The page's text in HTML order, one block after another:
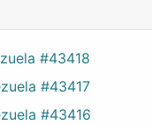
#43418
#43417
#43416